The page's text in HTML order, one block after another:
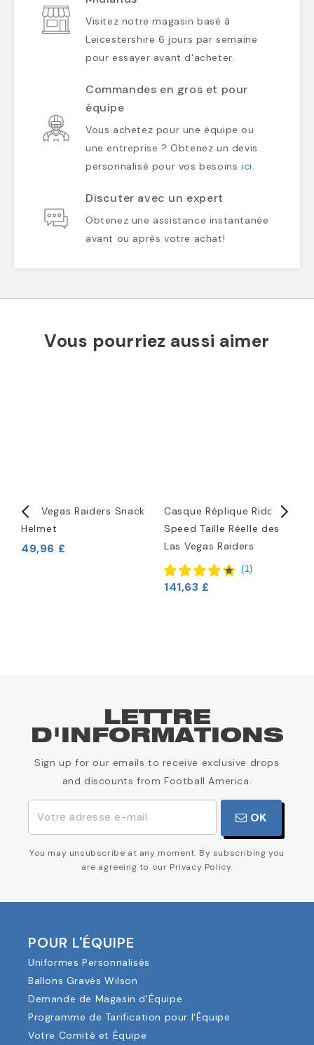
Visitez notre magasin basé à
Leicestershire 6 jours par semaine
pour essayer avant d'acheter.
Commandes en gros et pour
équipe
Vous achetez pour une équipe ou
une entreprise ? Obtenez un devis
personnalisé pour vos besoinsici.
Discuter avec un expert
Obtenez une assistance instantanée
avant ou après votre achat!
Vous pourriez aussi aimer
Las Vegas Raiders Snack
Helmet
49,96 £
Casque Réplique Riddell
Speed Taille Réelle des
Las Vegas Raiders
(1)
141,63 £
LETTRE
D'INFORMATIONS
Sign up for our emails to receive exclusive drops
and discounts from Football America.
OK
You may unsubscribe at any moment. By subscribing you
are agreeing to our Privacy Policy.
POUR L'ÉQUIPE
Uniformes Personnalisés
Ballons Gravés Wilson
Demande de Magasin d'Équipe
Programme de Tarification pour l'Équipe
Votre Comité et Équipe